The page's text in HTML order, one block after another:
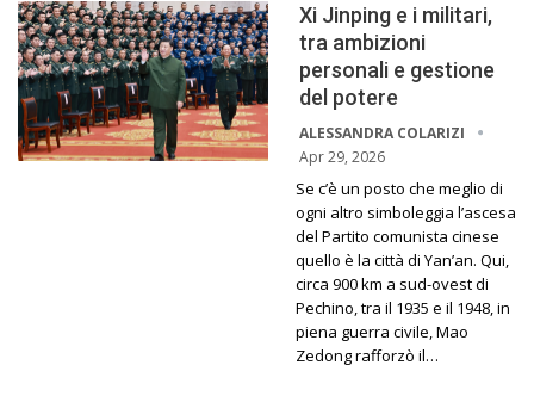
Xi Jinping e i militari,
tra ambizioni
personali e gestione
del potere
ALESSANDRA COLARIZI
Apr 29, 2026
Se c’è un posto che meglio di
ogni altro simboleggia l’ascesa
del Partito comunista cinese
quello è la città di Yan’an. Qui,
circa 900 km a sud-ovest di
Pechino, tra il 1935 e il 1948, in
piena guerra civile, Mao
Zedong rafforzò il…